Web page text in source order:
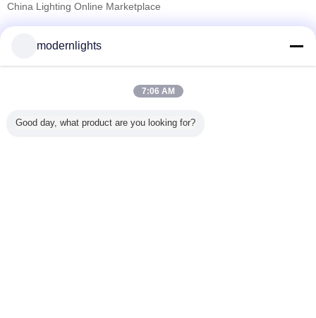
China Lighting Online Marketplace
Trust Seal
Verified Suplier
Wszystkie produkty
modernlights
7:06 AM
Good day, what product are you looking for?